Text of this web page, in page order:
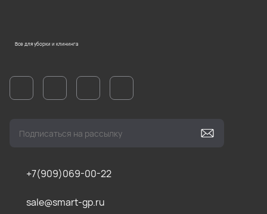
Все для уборки и клининга
+7(909)069-00-22
sale@smart-gp.ru